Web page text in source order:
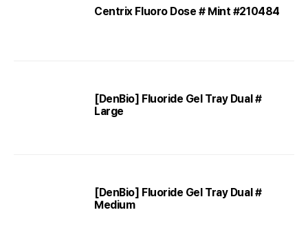
Centrix Fluoro Dose # Mint #210484
[DenBio] Fluoride Gel Tray Dual #
Large
[DenBio] Fluoride Gel Tray Dual #
Medium